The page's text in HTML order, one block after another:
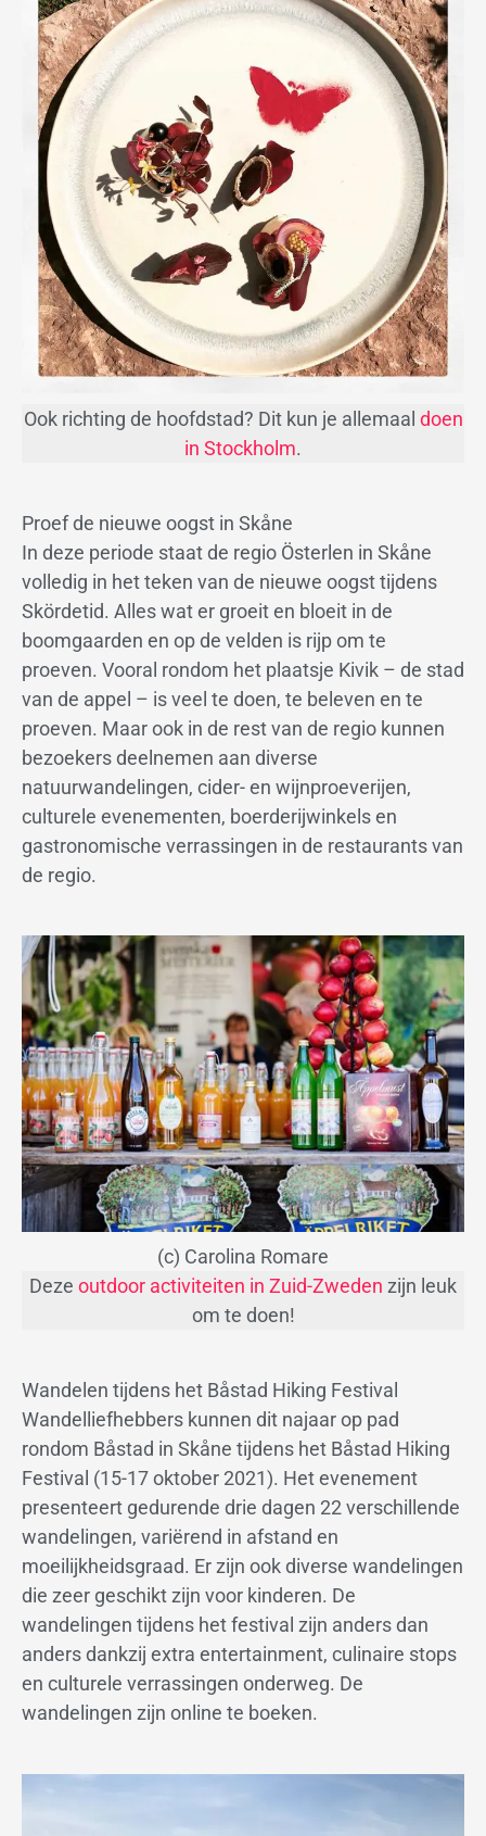
Ook richting de hoofdstad? Dit kun je allemaal doen
in Stockholm.
Proef de nieuwe oogst in Skåne
In deze periode staat de regio Österlen in Skåne
volledig in het teken van de nieuwe oogst tijdens
Skördetid. Alles wat er groeit en bloeit in de
boomgaarden en op de velden is rijp om te
proeven. Vooral rondom het plaatsje Kivik – de stad
van de appel – is veel te doen, te beleven en te
proeven. Maar ook in de rest van de regio kunnen
bezoekers deelnemen aan diverse
natuurwandelingen, cider- en wijnproeverijen,
culturele evenementen, boerderijwinkels en
gastronomische verrassingen in de restaurants van
de regio.
(c) Carolina Romare
Deze outdoor activiteiten in Zuid-Zweden zijn leuk
om te doen!
Wandelen tijdens het Båstad Hiking Festival
Wandelliefhebbers kunnen dit najaar op pad
rondom Båstad in Skåne tijdens het Båstad Hiking
Festival (15-17 oktober 2021). Het evenement
presenteert gedurende drie dagen 22 verschillende
wandelingen, variërend in afstand en
moeilijkheidsgraad. Er zijn ook diverse wandelingen
die zeer geschikt zijn voor kinderen. De
wandelingen tijdens het festival zijn anders dan
anders dankzij extra entertainment, culinaire stops
en culturele verrassingen onderweg. De
wandelingen zijn online te boeken.